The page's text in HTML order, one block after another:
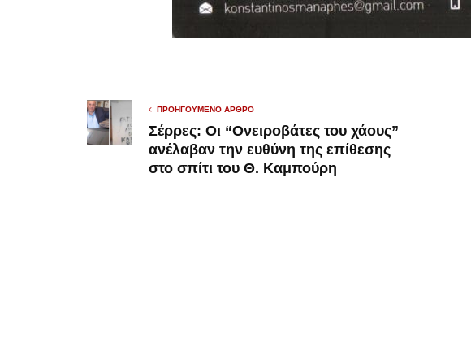
ΠΡΟΗΓΟΎΜΕΝΟ ΆΡΘΡΟ
Σέρρες: Οι “Ονειροβάτες του χάους”
ανέλαβαν την ευθύνη της επίθεσης
στο σπίτι του Θ. Καμπούρη